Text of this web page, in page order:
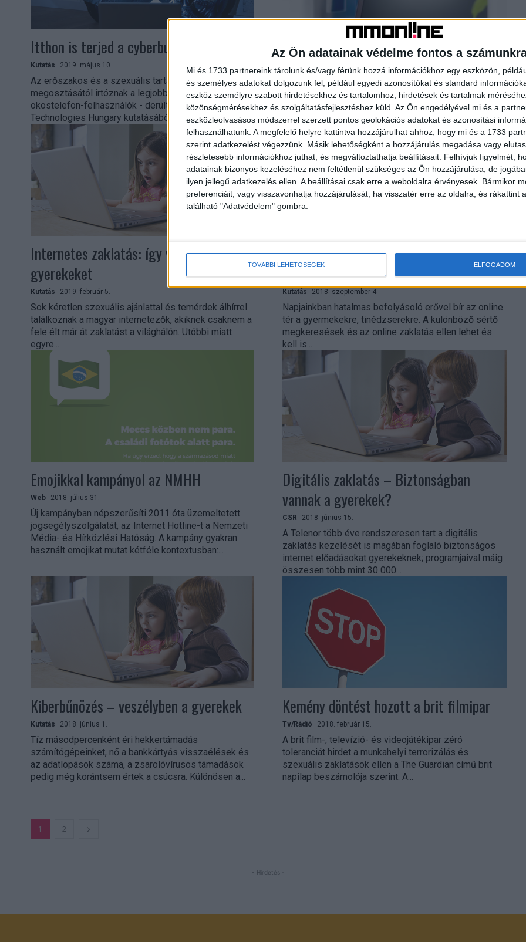
Az Ön adatainak védelme fontos a
Mi és 1733 partnereink tárolunk és/vagy férünk hozzá információkhoz egy eszközön,
és személyes adatokat dolgozunk fel, például egyedi azonosítókat és standard
eszköz személyre szabott hirdetésekhez és tartalomhoz, hirdetések és tartalmak
közönségmérésekhez és szolgáltatásfejlesztéshez küld. Az Ön engedélyével mi és a
eszközleolvasásos módszerrel szerzett pontos geolokációs adatokat és azonosítási
felhasználhatunk. A megfelelő helyre kattintva hozzájárulhat ahhoz, hogy mi és a 1733
szerint adatkezelést végezzünk. Másik lehetőségként a hozzájárulás megadása vagy
részletesebb információkhoz juthat, és megváltoztathatja beállításait. Felhívjuk figyelmét,
adatainak bizonyos kezeléséhez nem feltétlenül szükséges az Ön hozzájárulása, de
ilyen jellegű adatkezelés ellen. A beállításai csak erre a weboldalra érvényesek. Bármikor
preferenciáit, vagy visszavonhatja hozzájárulását, ha visszatér erre az oldalra, és rákattint
található "Adatvédelem" gombra.
TOVÁBBI LEHETŐSÉGEK ELFOGADOM
Itthon is terjed a cyberbullying
Kutatás 2019. május 10.
Az erőszakos és a szexuális tartalmak nyilvános
megosztásától irtóznak a legjobban a magyar
okostelefon-felhasználók - derült ki a Huawei
Technologies Hungary kutatásából. A cyberbullying...
Így bánnak a nőkkel a munkahelyeken
Március 8-án a magyar irodák és lakások virágba
borulnak, ahogy férfiak gyönyörű csokrokkal és
kedves ajándékokkal lepik meg a hölgyeket a
nemzetközi nőnap alkalmából....
Internetes zaklatás: így védjük a
gyerekeket
Kutatás 2019. február 5.
Sok kéretlen szexuális ajánlattal és temérdek álhírrel
találkoznak a magyar internetezők, akiknek csaknem a
fele élt már át zaklatást a világhálón. Utóbbi miatt
egyre...
Gyerekek az online térben – fontos
tanácsok a Vibertől
Kutatás 2018. szeptember 4.
Napjainkban hatalmas befolyásoló erővel bír az online
tér a gyermekekre, tinédzserekre. A különböző sértő
megkeresések és az online zaklatás ellen lehet és
kell is...
Emojikkal kampányol az NMHH
Web 2018. július 31.
Új kampányban népszerűsíti 2011 óta üzemeltetett
jogsegélyszolgálatát, az Internet Hotline-t a Nemzeti
Média- és Hírközlési Hatóság. A kampány gyakran
használt emojikat mutat kétféle kontextusban:...
Digitális zaklatás – Biztonságban
vannak a gyerekek?
CSR 2018. június 15.
A Telenor több éve rendszeresen tart a digitális
zaklatás kezelését is magában foglaló biztonságos
internet előadásokat gyerekeknek; programjaival máig
összesen több mint 30 000...
Kiberbűnözés – veszélyben a gyerekek
Kutatás 2018. június 1.
Tíz másodpercenként éri hekkertámadás
számítógépeinket, nő a bankkártyás visszaélések és
az adatlopások száma, a zsarolóvírusos támadások
pedig még korántsem értek a csúcsra. Különösen a...
Kemény döntést hozott a brit filmipar
Tv/Rádió 2018. február 15.
A brit film-, televízió- és videojátékipar zéró
toleranciát hirdet a munkahelyi terrorizálás és
szexuális zaklatások ellen a The Guardian című brit
napilap beszámolója szerint. A...
1 2
- Hirdetés -